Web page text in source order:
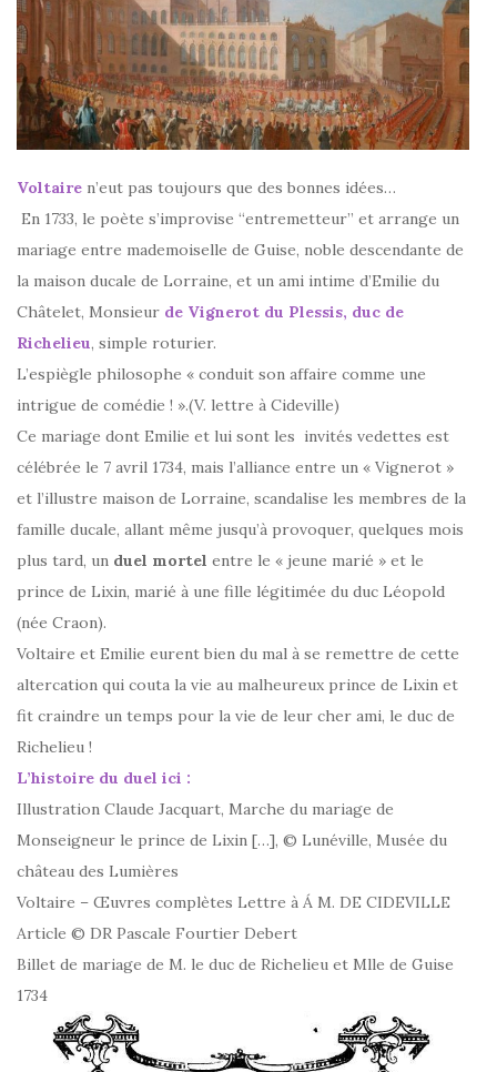
Voltaire n’eut pas toujours que des bonnes idées…
En 1733, le poète s’improvise “entremetteur” et arrange un
mariage entre mademoiselle de Guise, noble descendante de
la maison ducale de Lorraine, et un ami intime d’Emilie du
Châtelet, Monsieur de Vignerot du Plessis, duc de
Richelieu, simple roturier.
L’espiègle philosophe « conduit son affaire comme une
intrigue de comédie ! ».(V. lettre à Cideville)
Ce mariage dont Emilie et lui sont les invités vedettes est
célébrée le 7 avril 1734, mais l’alliance entre un « Vignerot »
et l’illustre maison de Lorraine, scandalise les membres de la
famille ducale, allant même jusqu’à provoquer, quelques mois
plus tard, un duel mortel entre le « jeune marié » et le
prince de Lixin, marié à une fille légitimée du duc Léopold
(née Craon).
Voltaire et Emilie eurent bien du mal à se remettre de cette
altercation qui couta la vie au malheureux prince de Lixin et
fit craindre un temps pour la vie de leur cher ami, le duc de
Richelieu !
L’histoire du duel ici :
Illustration Claude Jacquart, Marche du mariage de
Monseigneur le prince de Lixin […], © Lunéville, Musée du
château des Lumières
Voltaire – Œuvres complètes Lettre à Á M. DE CIDEVILLE
Article © DR Pascale Fourtier Debert
Billet de mariage de M. le duc de Richelieu et Mlle de Guise
1734